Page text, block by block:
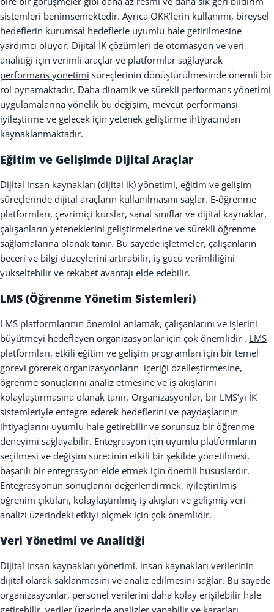
sistemleri benimsemektedir. Ayrıca OKR’lerin kullanımı, bireysel
hedeflerin kurumsal hedeflerle uyumlu hale getirilmesine
yardımcı oluyor. Dijital İK çözümleri de otomasyon ve veri
analitiği için verimli araçlar ve platformlar sağlayarak
performans yönetimi süreçlerinin dönüştürülmesinde önemli bir
rol oynamaktadır. Daha dinamik ve sürekli performans yönetimi
uygulamalarına yönelik bu değişim, mevcut performansı
iyileştirme ve gelecek için yetenek geliştirme ihtiyacından
kaynaklanmaktadır.
Eğitim ve Gelişimde Dijital Araçlar
Dijital insan kaynakları (dijital ik) yönetimi, eğitim ve gelişim
süreçlerinde dijital araçların kullanılmasını sağlar. E-öğrenme
platformları, çevrimiçi kurslar, sanal sınıflar ve dijital kaynaklar,
çalışanların yeteneklerini geliştirmelerine ve sürekli öğrenme
sağlamalarına olanak tanır. Bu sayede işletmeler, çalışanların
beceri ve bilgi düzeylerini artırabilir, iş gücü verimliliğini
yükseltebilir ve rekabet avantajı elde edebilir.
LMS (Öğrenme Yönetim Sistemleri)
LMS platformlarının önemini anlamak, çalışanlarını ve işlerini
büyütmeyi hedefleyen organizasyonlar için çok önemlidir . LMS
platformları, etkili eğitim ve gelişim programları için bir temel
görevi görerek organizasyonların içeriği özelleştirmesine,
öğrenme sonuçlarını analiz etmesine ve iş akışlarını
kolaylaştırmasına olanak tanır. Organizasyonlar, bir LMS’yi İK
sistemleriyle entegre ederek hedeflerini ve paydaşlarının
ihtiyaçlarını uyumlu hale getirebilir ve sorunsuz bir öğrenme
deneyimi sağlayabilir. Entegrasyon için uyumlu platformların
seçilmesi ve değişim sürecinin etkili bir şekilde yönetilmesi,
başarılı bir entegrasyon elde etmek için önemli hususlardır.
Entegrasyonun sonuçlarını değerlendirmek, iyileştirilmiş
öğrenim çıktıları, kolaylaştırılmış iş akışları ve gelişmiş veri
analizi üzerindeki etkiyi ölçmek için çok önemlidir.
Veri Yönetimi ve Analitiği
Dijital insan kaynakları yönetimi, insan kaynakları verilerinin
dijital olarak saklanmasını ve analiz edilmesini sağlar. Bu sayede
organizasyonlar, personel verilerini daha kolay erişilebilir hale